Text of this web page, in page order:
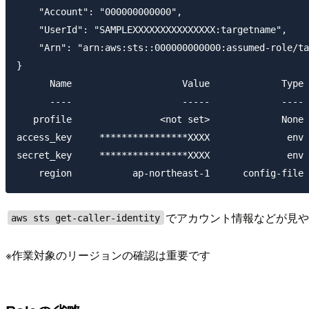
    "Account": "000000000000",
    "UserId": "SAMPLEXXXXXXXXXXXXXXX:targetname",
"Arn": "arn:aws:sts::000000000000:assumed-role/
}
Name                    Value             Type
----                    -----             ----
profile                <not set>             None
access_key     ****************XXXX              env
secret_key     ****************XXXX              env
region           ap-northeast-1      config-file
aws sts get-caller-identity でアカウント情報などが見
※作業対象のリージョンの確認は重要です